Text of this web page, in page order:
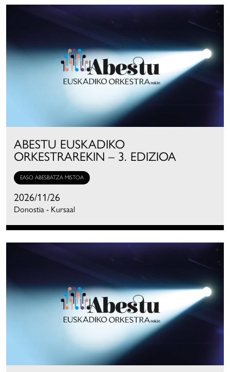
ABESTU EUSKADIKO
ORKESTRAREKIN – 3. EDIZIOA
EASO ABESBATZA MISTOA
2026/11/26
Donostia - Kursaal